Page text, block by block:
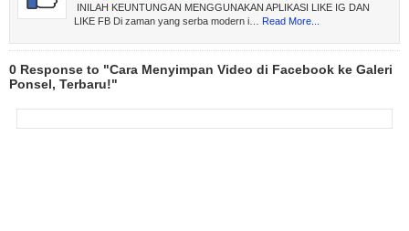
INILAH KEUNTUNGAN MENGGUNAKAN APLIKASI LIKE IG DAN
LIKE FB Di zaman yang serba modern i…
Read More...
0 Response to "Cara Menyimpan Video di Facebook ke Galeri
Ponsel, Terbaru!"